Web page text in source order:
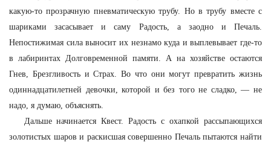
какую-то прозрачную пневматическую трубу. Но в трубу вместе с
шариками засасывает и саму Радость, а заодно и Печаль.
Непостижимая сила выносит их незнамо куда и выплевывает где-то
в лабиринтах Долговременной памяти. А на хозяйстве остаются
Гнев, Брезгливость и Страх. Во что они могут превратить жизнь
одиннадцатилетней девочки, которой и без того не сладко, — не
надо, я думаю, объяснять.
Дальше начинается Квест. Радость с охапкой рассыпающихся
золотистых шаров и раскисшая совершенно Печаль пытаются найти